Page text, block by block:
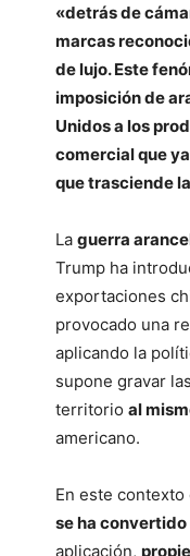
«detrás de
marcas
de lujo. Este
imposición de
Unidos a los
comercial que
que trasciende
Laguerra
Trump ha
exportaciones
provocado una
aplicando la
supone gravar
territorioal
americano.
En este
se ha
aplicación,